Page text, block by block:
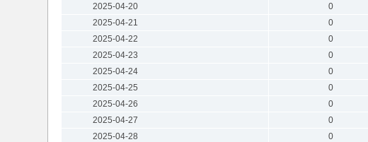
2025-04-20
0
2025-04-21
0
2025-04-22
0
2025-04-23
0
2025-04-24
0
2025-04-25
0
2025-04-26
0
2025-04-27
0
2025-04-28
0